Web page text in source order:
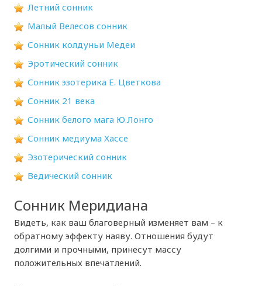
Летний сонник
Малый Велесов сонник
Сонник колдуньи Медеи
Эротический сонник
Сонник эзотерика Е. Цветкова
Сонник 21 века
Сонник белого мага Ю.Лонго
Сонник медиума Хассе
Эзотерический сонник
Ведический сонник
Сонник Меридиана
Видеть, как ваш благоверный изменяет вам – к
обратному эффекту наяву. Отношения будут
долгими и прочными, принесут массу
положительных впечатлений.